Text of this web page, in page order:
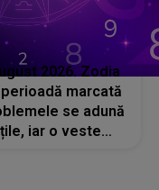
2026. Zodia
marcată
se adună
iar o veste